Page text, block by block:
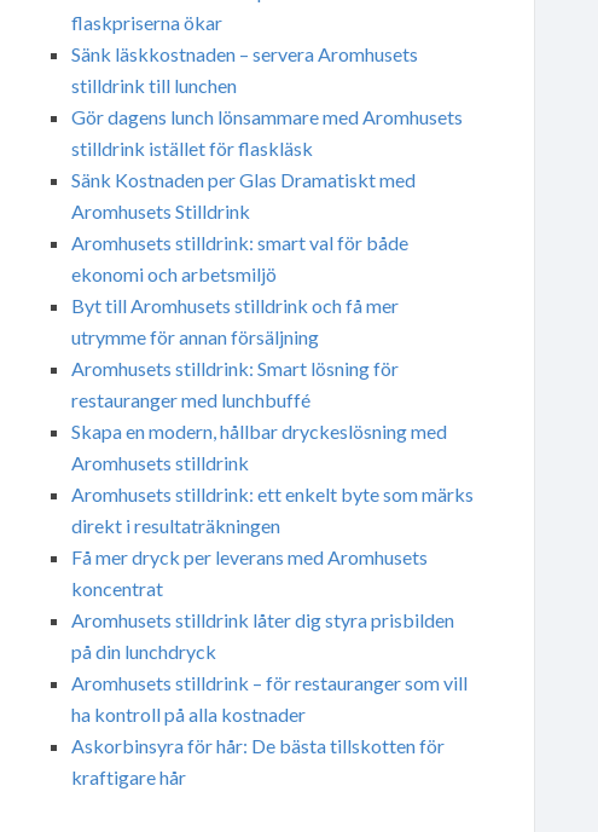
flaskpriserna ökar
Sänk läskkostnaden – servera Aromhusets
stilldrink till lunchen
Gör dagens lunch lönsammare med Aromhusets
stilldrink istället för flaskläsk
Sänk Kostnaden per Glas Dramatiskt med
Aromhusets Stilldrink
Aromhusets stilldrink: smart val för både
ekonomi och arbetsmiljö
Byt till Aromhusets stilldrink och få mer
utrymme för annan försäljning
Aromhusets stilldrink: Smart lösning för
restauranger med lunchbuffé
Skapa en modern, hållbar dryckeslösning med
Aromhusets stilldrink
Aromhusets stilldrink: ett enkelt byte som märks
direkt i resultaträkningen
Få mer dryck per leverans med Aromhusets
koncentrat
Aromhusets stilldrink låter dig styra prisbilden
på din lunchdryck
Aromhusets stilldrink – för restauranger som vill
ha kontroll på alla kostnader
Askorbinsyra för hår: De bästa tillskotten för
kraftigare hår